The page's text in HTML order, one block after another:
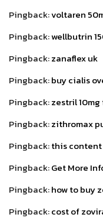
Pingback:voltaren
Pingback:wellbutrin
Pingback:zanaflex uk
Pingback:buy cialis
Pingback:zestril 10mg
Pingback:zithromax
Pingback:this content
Pingback:Get More
Pingback:how to buy
Pingback:cost of